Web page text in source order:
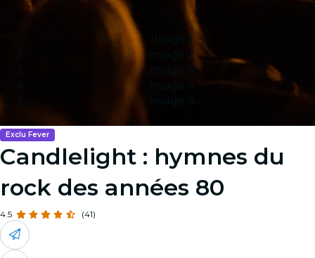
Image 1
Image 2
Image 3
Image 4
Image 5
Exclu Fever
Candlelight : hymnes du
rock des années 80
4.5 (41)